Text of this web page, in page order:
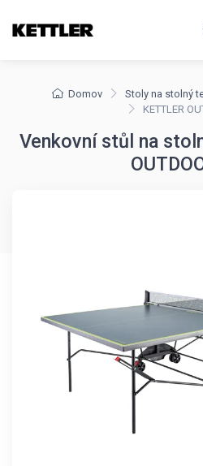
Domov Stoly na stolný
KETTLER
Venkovní stůl na